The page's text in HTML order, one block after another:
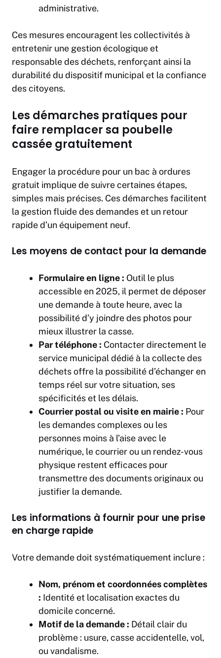
administrative.
Ces mesures encouragent les collectivités à
entretenir une gestion écologique et
responsable des déchets, renforçant ainsi la
durabilité du dispositif municipal et la confiance
des citoyens.
Les démarches pratiques pour
faire remplacer sa poubelle
cassée gratuitement
Engager la procédure pour un bac à ordures
gratuit implique de suivre certaines étapes,
simples mais précises. Ces démarches facilitent
la gestion fluide des demandes et un retour
rapide d’un équipement neuf.
Les moyens de contact pour la demande
Formulaire en ligne : Outil le plus
accessible en 2025, il permet de déposer
une demande à toute heure, avec la
possibilité d’y joindre des photos pour
mieux illustrer la casse.
Par téléphone : Contacter directement le
service municipal dédié à la collecte des
déchets offre la possibilité d’échanger en
temps réel sur votre situation, ses
spécificités et les délais.
Courrier postal ou visite en mairie : Pour
les demandes complexes ou les
personnes moins à l’aise avec le
numérique, le courrier ou un rendez-vous
physique restent efficaces pour
transmettre des documents originaux ou
justifier la demande.
Les informations à fournir pour une prise
en charge rapide
Votre demande doit systématiquement inclure :
Nom, prénom et coordonnées complètes
: Identité et localisation exactes du
domicile concerné.
Motif de la demande : Détail clair du
problème : usure, casse accidentelle, vol,
ou vandalisme.